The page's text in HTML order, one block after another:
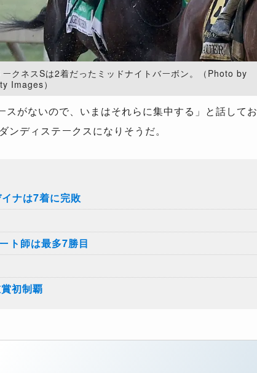
ークネスSは2着だったミッドナイトバーボン。（Photo by
Images）
がないので、いまはそれらに集中する」と話してお
ディステークスになりそうだ。
ナは7着に完敗
ト師は最多7勝目
初制覇